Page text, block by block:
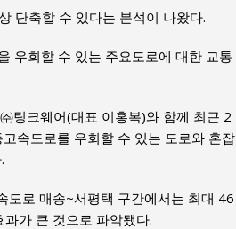
단축할 수 있다는 분석이 나왔다.
우회할 수 있는 주요도로에 대한 교통
팅크웨어(대표 이홍복)와 함께 최근 2
고속도로를 우회할 수 있는 도로와 혼잡
도로 매송~서평택 구간에서는 최대 46
가 큰 것으로 파악됐다.
한중미술 교류의 플랫홈